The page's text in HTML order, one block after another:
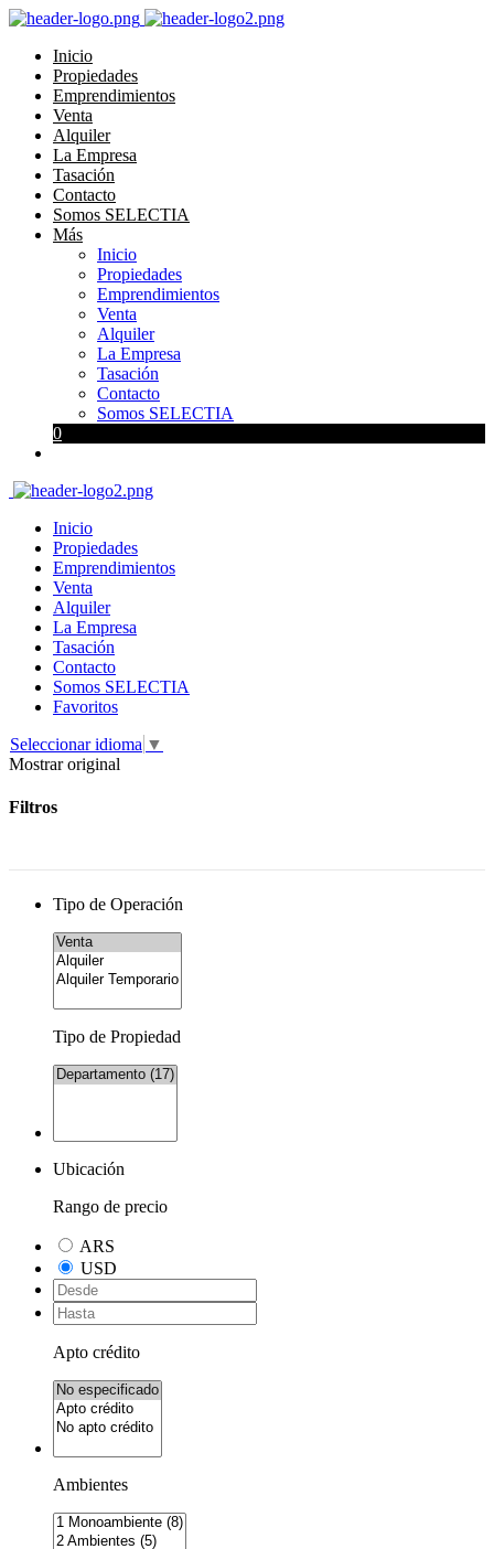
Inicio
Propiedades
Emprendimientos
Venta
Alquiler
La Empresa
Tasación
Contacto
Somos SELECTIA
Más
Inicio
Propiedades
Emprendimientos
Venta
Alquiler
La Empresa
Tasación
Contacto
Somos SELECTIA
0
Inicio
Propiedades
Emprendimientos
Venta
Alquiler
La Empresa
Tasación
Contacto
Somos SELECTIA
Favoritos
Seleccionar idioma ▼
Mostrar original
Filtros
Tipo de Operación
Tipo de Propiedad
Ubicación
Rango de precio
ARS
USD
Apto crédito
Ambientes